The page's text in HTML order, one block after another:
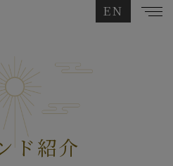
EN
ド紹介